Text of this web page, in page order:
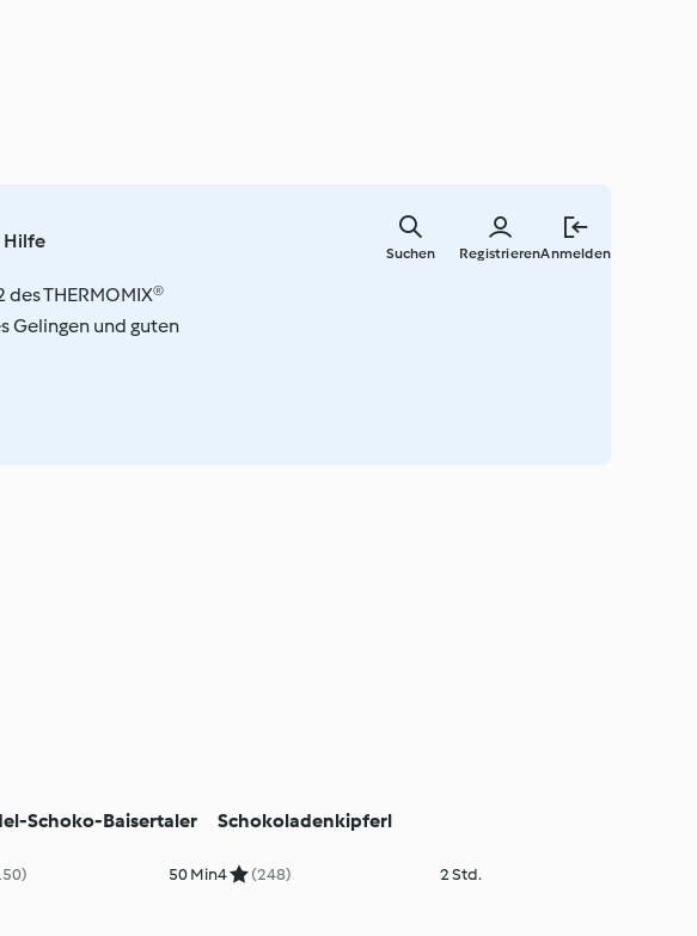
springen
Hilfe
RegistrierenAnmelden
Suchen
THERMOMIX®
Gelingen und guten
Schoko-Baisertaler
50 Min
Schokoladenkipferl
4 (248) 2 Std.